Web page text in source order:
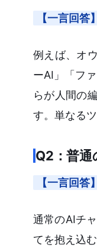
【一言回
例えば、オ
ーAI」「フ
らが人間の
す。単なる
Q2：普
【一言回
通常のAIチ
てを抱え込